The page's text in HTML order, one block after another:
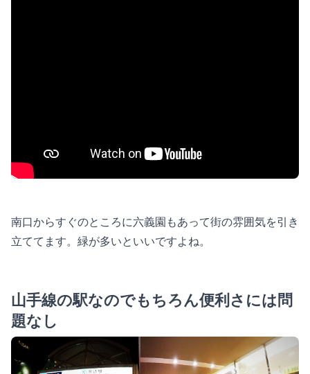
南口からすぐのところに六義園もあって街の雰囲気を引き
立ててます。緑が多いといいですよね。
山手線の駅なのでもちろん便利さには問
題なし